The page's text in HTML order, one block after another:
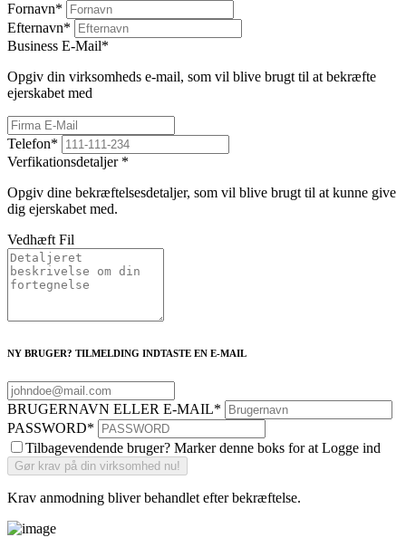
Fornavn*
Efternavn*
Business E-Mail*
Opgiv din virksomheds e-mail, som vil blive brugt til at bekræfte
ejerskabet med
Telefon*
Verfikationsdetaljer *
Opgiv dine bekræftelsesdetaljer, som vil blive brugt til at kunne give
dig ejerskabet med.
Vedhæft Fil
NY BRUGER? TILMELDING INDTASTE EN E-MAIL
BRUGERNAVN ELLER E-MAIL*
PASSWORD*
Tilbagevendende bruger? Marker denne boks for at Logge ind
Krav anmodning bliver behandlet efter bekræftelse.